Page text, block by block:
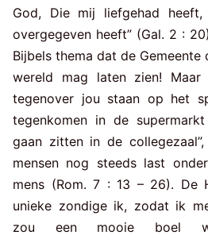
God, Die mij liefgehad
overgegeven heeft” (Gal. 2 :
Bijbels thema dat de Gemeente
wereld mag laten zien!
tegenover jou staan op het
tegenkomen in de
gaan zitten in de
mensen nog steeds last
mens (Rom. 7 : 13 – 26). De
unieke zondige ik, zodat ik
zou een mooie boel